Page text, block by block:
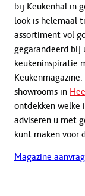
bij Keukenhal in
look is helemaal
assortiment vol
gegarandeerd bij
keukeninspiratie
showrooms in
ontdekken welke
adviseren u met
kunt maken voor
Magazine